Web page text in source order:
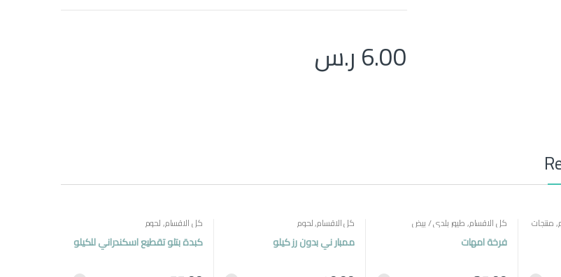
6.00ر.س
,منتجات كل الاقسام,طيور بلدي / بيض
فرخة امهات
كل الاقسام,لحوم
ممبار ني بدون رز كيلو
كل الاقسام,لحوم
كبدة بتلو تقطيع اسكندراني للكيلو